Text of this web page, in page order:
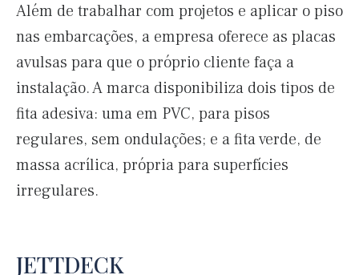
Além de trabalhar com projetos e aplicar o piso
nas embarcações, a empresa oferece as placas
avulsas para que o próprio cliente faça a
instalação. A marca disponibiliza dois tipos de
fita adesiva: uma em PVC, para pisos
regulares, sem ondulações; e a fita verde, de
massa acrílica, própria para superfícies
irregulares.
JETTDECK